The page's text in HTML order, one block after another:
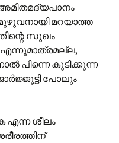
മറയാത്ത
സുഖം
പിന്നെ കുടിക്കുന്ന
പോലും
എന്ന ശീലം